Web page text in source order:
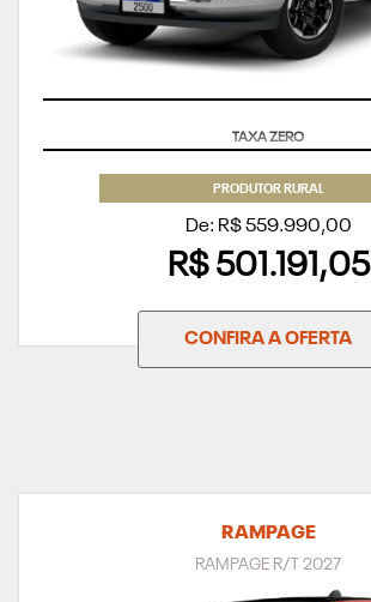
PRODUTOR RURAL
De: R$ 559.990,00
R$ 501.191,05
CONFIRA A OFERTA
RAMPAGE
RAMPAGE R/T 2027